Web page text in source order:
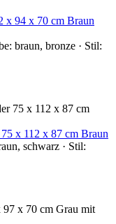
x 94 x 70 cm Braun
braun, bronze · Stil:
x 112 x 87 cm Braun
schwarz · Stil: